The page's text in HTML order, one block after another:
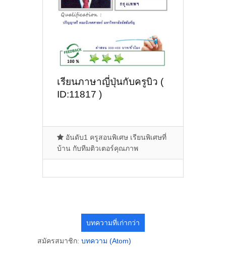
เรียนภาษาญี่ปุ่นกับครูบิว (
ID:11817 )
อันดับ1 ครูสอนพิเศษ เรียนพิเศษที่
บ้าน กับทีมติวเตอร์คุณภาพ
บทความที่เก่ากว่า
สมัครสมาชิก: บทความ (Atom)